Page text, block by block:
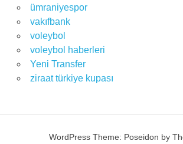
ümraniyespor
vakıfbank
voleybol
voleybol haberleri
Yeni Transfer
ziraat türkiye kupası
WordPress Theme: Poseidon by